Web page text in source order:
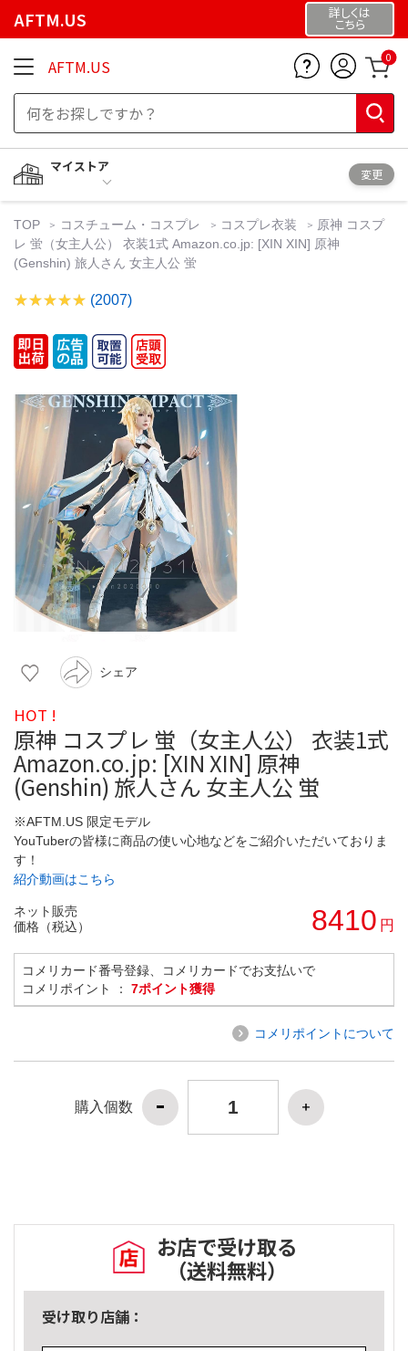
AFTM.US 詳しくは
こちら
AFTM.US 0
マイストア
変更
TOP コスチューム・コスプレ コスプレ衣装
原神 コスプ
レ 蛍（女主人公） 衣装1式 Amazon.co.jp: [XIN XIN] 原神
(Genshin) 旅人さん 女主人公 蛍
(2007)
シェア
HOT !
原神 コスプレ 蛍（女主人公） 衣装1式
Amazon.co.jp: [XIN XIN] 原神
(Genshin) 旅人さん 女主人公 蛍
※AFTM.US 限定モデル
YouTuberの皆様に商品の使い心地などをご紹介いただいておりま
す！
紹介動画はこちら
ネット販売
価格（税込）
8410 円
コメリカード番号登録、コメリカードでお支払いで
コメリポイント ： 7ポイント獲得
コメリポイントについて
購入個数
お店で受け取る
（送料無料）
受け取り店舗：